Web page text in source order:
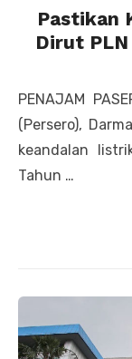
Pastikan
Dirut
PENAJAM
(Persero),
keandalan
Tahun …